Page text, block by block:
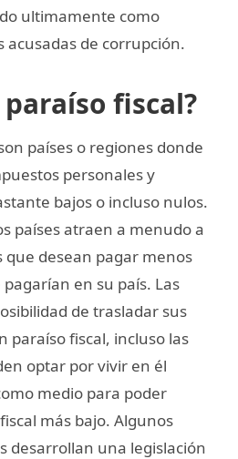
ultimamente como
acusadas de corrupción.
fiscal?
países o regiones donde
personales y
bajos o incluso nulos.
países atraen a menudo a
que desean pagar menos
en su país. Las
de trasladar sus
paraíso fiscal, incluso las
optar por vivir en él
medio para poder
más bajo. Algunos
desarrollan una legislación